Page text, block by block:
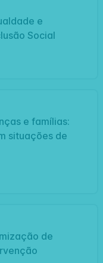
e
Social
e famílias:
situações de
de